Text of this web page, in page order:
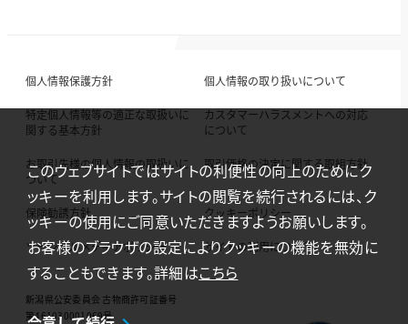
個人情報保護方針 個人情報の取り扱いについて
特定個人情報等の適正な取扱いに
関する基本方針
カスタマーハラスメントへの対応
について
お取引先様の個人情報の取扱いに
ついて
取引価格の決定に関する取組方針
保険勧誘方針 クッキーポリシー
ソーシャルメディアポリシー サイトの利用について
新潟県公安委員会 古物商許可証番号
第461030001069号
このウェブサイトではサイトの利便性の向上のためにク
ッキーを利用します。サイトの閲覧を続行されるには、ク
ッキーの使用にご同意いただきますようお願いします。
お客様のブラウザの設定によりクッキーの機能を無効に
することもできます。詳細はこちら